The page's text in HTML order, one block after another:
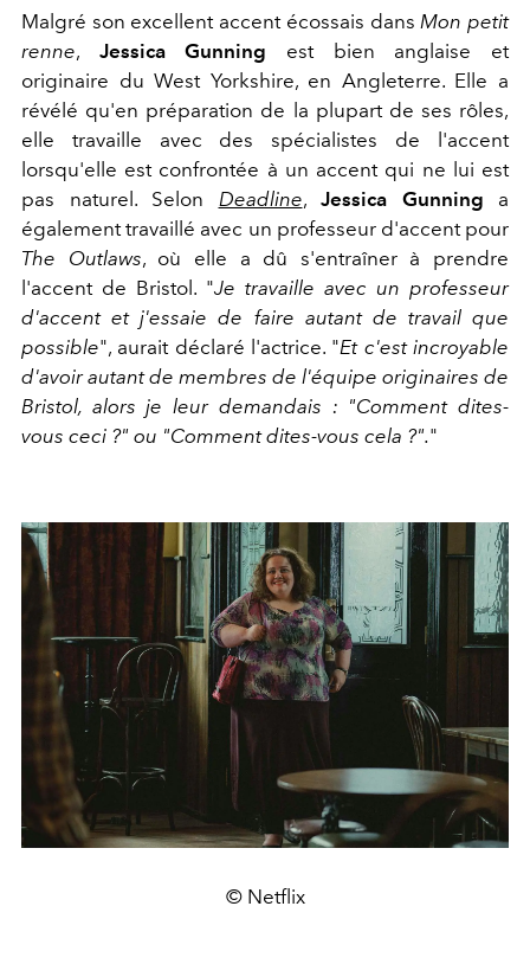
Malgré son excellent accent écossais dansMon petit
renne, Jessica Gunning est bien anglaise et
originaire du West Yorkshire, en Angleterre. Elle a
révélé qu'en préparation de la plupart de ses rôles,
elle travaille avec des spécialistes de l'accent
lorsqu'elle est confrontée à un accent qui ne lui est
pas naturel. Selon Deadline, Jessica Gunning a
également travaillé avec un professeur d'accent pour
The Outlaws, où elle a dû s'entraîner à prendre
l'accent de Bristol. "Je travaille avec un professeur
d'accent et j'essaie de faire autant de travail que
possible", aurait déclaré l'actrice. "Et c'est incroyable
d'avoir autant de membres de l'équipe originaires de
Bristol, alors je leur demandais : "Comment dites-
vous ceci ?" ou "Comment dites-vous cela ?"."
© Netflix